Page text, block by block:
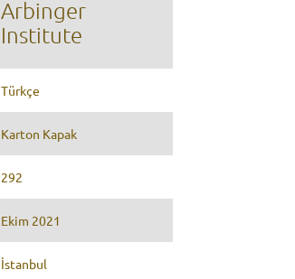
Arbinger
Institute
Türkçe
Karton Kapak
292
Ekim 2021
İstanbul